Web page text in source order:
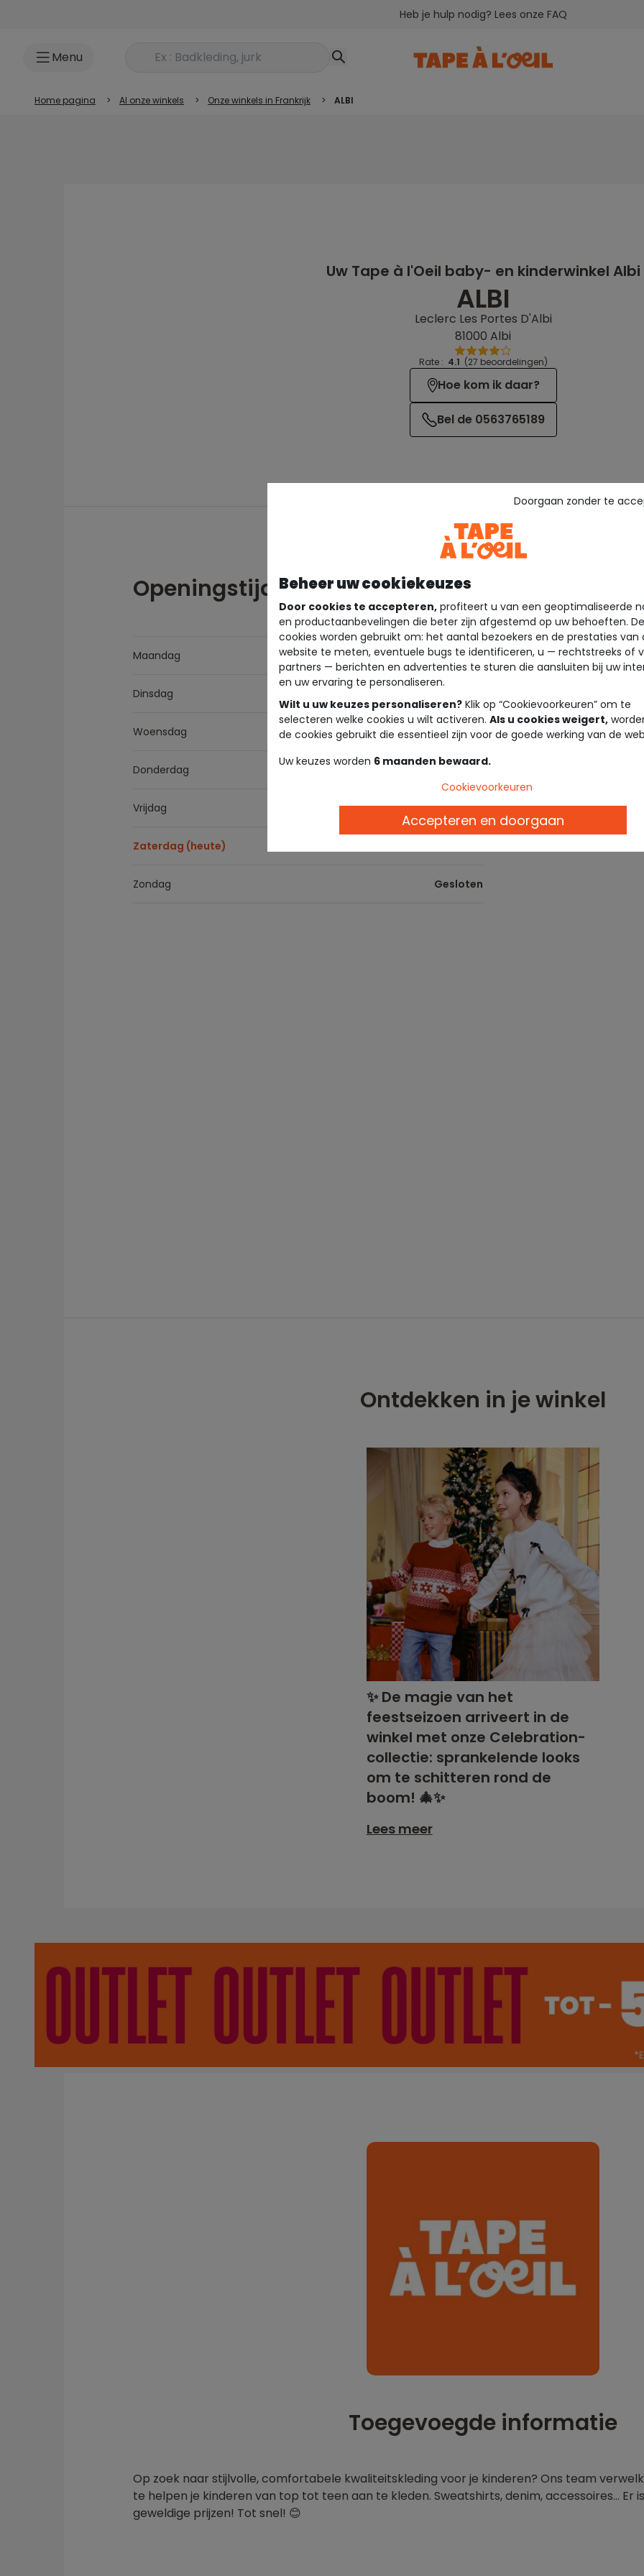
Heb je hulp nodig? Lees onze FAQ
Menu Rechercher un produit
Home pagina > Al onze winkels > Onze winkels in Frankrijk > ALBI
Uw Tape à l'Oeil baby- en kinderwinkel Albi
ALBI
Leclerc Les Portes D'Albi
81000 Albi
Rate : 4.1 (27 beoordelingen)
Hoe kom ik daar?
Bel de 0563765189
Openingstijden
Maandag 09:00 - 19:30
Dinsdag
Woensdag 09:00 - 19:30
Donderdag
Vrijdag 09:00 - 19:30
Zaterdag (heute)
Zondag Gesloten
Levering in de winkel
Gratis bezorging vanaf €10 in de
Tape à l'oeil cadeaubon
Geef de vrijheid om te kiezen! Onze
en in de winkel. Ze zijn het ideale
Loyaliteitsprogramma
Beloon je loyaliteit! Verdien euro's
Betalingsmethoden
Cartes Bancaires , Carte Cadeau
Kadeos Edenred , Cadhoc , Bimpli
Ontdekken in je winkel
✨ De magie van het
feestseizoen arriveert in de
winkel met onze Celebration-
collectie: sprankelende looks
om te schitteren rond de
boom! 🎄✨
Lees meer
Toegevoegde informatie
Op zoek naar stijlvolle, comfortabele kwaliteitskleding voor je kinderen? Ons team
te helpen je kinderen van top tot teen aan te kleden. Sweatshirts, denim, accessoires... Er
geweldige prijzen! Tot snel! 😊
Beheer uw cookiekeuzes
Door cookies te accepteren, profiteert u van een geoptimaliseerde
en productaanbevelingen die beter zijn afgestemd op uw behoeften.
cookies worden gebruikt om: het aantal bezoekers en de prestaties van
website te meten, eventuele bugs te identificeren, u — rechtstreeks of
partners — berichten en advertenties te sturen die aansluiten bij uw
en uw ervaring te personaliseren.
Wilt u uw keuzes personaliseren? Klik op “Cookievoorkeuren” om te
selecteren welke cookies u wilt activeren. Als u cookies weigert,
de cookies gebruikt die essentieel zijn voor de goede werking van de
Uw keuzes worden 6 maanden bewaard.
Doorgaan zonder te
Cookievoorkeuren
Accepteren en doorgaan